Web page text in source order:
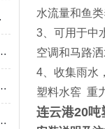
！
程中应注意事项分享
识别与解决方法分享
塑料储罐？进来看
水流量和鱼
3、可用于中
空调和马路
4、收集雨水
塑料水窖 重
连云港20吨